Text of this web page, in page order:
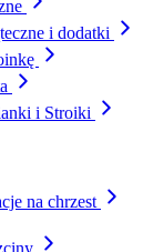
i dodatki
i Stroiki
na chrzest